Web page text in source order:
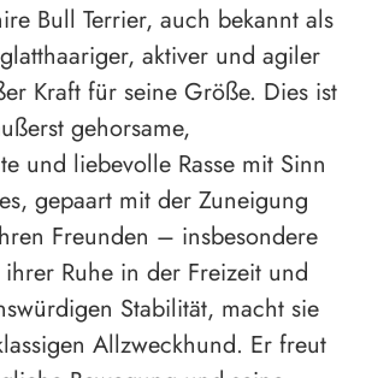
Bull Terrier, auch bekannt als
aktiver und agiler
Kraft für seine Größe. Dies ist
gehorsame,
und liebevolle Rasse mit Sinn
gepaart mit der Zuneigung
Freunden – insbesondere
Ruhe in der Freizeit und
Stabilität, macht sie
Allzweckhund. Er freut